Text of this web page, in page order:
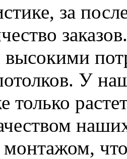
за
высокими
У
только